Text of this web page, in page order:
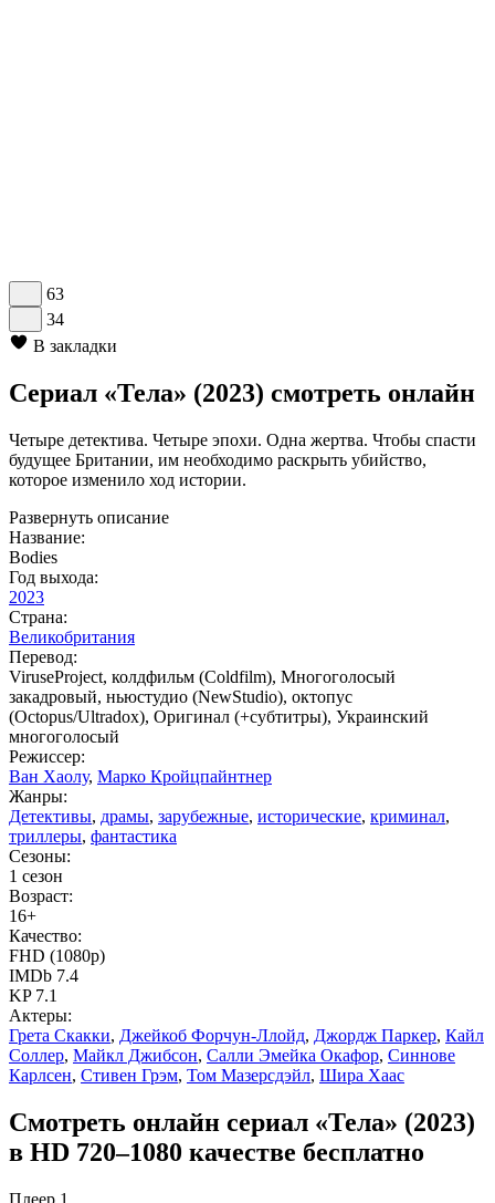
63
34
В закладки
Сериал «Тела» (2023) смотреть онлайн
Четыре детектива. Четыре эпохи. Одна жертва. Чтобы спасти
будущее Британии, им необходимо раскрыть убийство,
которое изменило ход истории.
Развернуть описание
Название:
Bodies
Год выхода:
2023
Страна:
Великобритания
Перевод:
ViruseProject, колдфильм (Coldfilm), Многоголосый
закадровый, ньюстудио (NewStudio), октопус
(Octopus/Ultradox), Оригинал (+субтитры), Украинский
многоголосый
Режиссер:
Ван Хаолу, Марко Кройцпайнтнер
Жанры:
Детективы, драмы, зарубежные, исторические, криминал,
триллеры, фантастика
Сезоны:
1 сезон
Возраст:
16+
Качество:
FHD (1080p)
IMDb 7.4
KP 7.1
Актеры:
Грета Скакки, Джейкоб Форчун-Ллойд, Джордж Паркер, Кайл
Соллер, Майкл Джибсон, Салли Эмейка Окафор, Синнове
Карлсен, Стивен Грэм, Том Мазерсдэйл, Шира Хаас
Смотреть онлайн сериал «Тела» (2023)
в HD 720–1080 качестве бесплатно
Плеер 1